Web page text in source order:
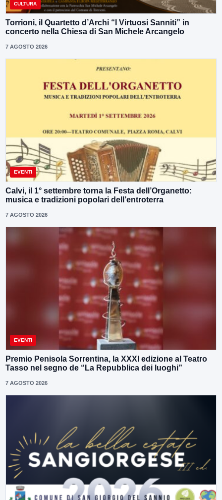
CULTURA
Torrioni, il Quartetto d’Archi “I Virtuosi Sanniti” in
concerto nella Chiesa di San Michele Arcangelo
7 AGOSTO 2026
EVENTI
Calvi, il 1° settembre torna la Festa dell’Organetto:
musica e tradizioni popolari dell’entroterra
7 AGOSTO 2026
EVENTI
Premio Penisola Sorrentina, la XXXI edizione al Teatro
Tasso nel segno de “La Repubblica dei luoghi”
7 AGOSTO 2026